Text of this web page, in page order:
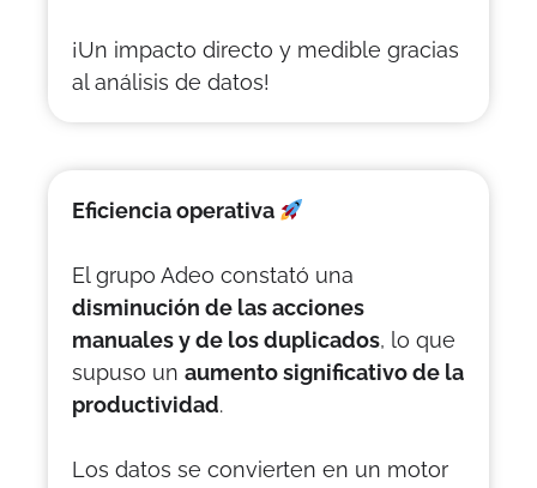
¡Un impacto directo y medible gracias
al análisis de datos!
Eficiencia operativa
El grupo Adeo constató una
disminución de las acciones
manuales y de los duplicados, lo que
supuso un aumento significativo de la
productividad.
Los datos se convierten en un motor